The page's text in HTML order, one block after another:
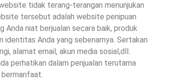
tidak terang-terangan menunjukan
tersebut adalah website penipuan
Anda niat berjualan secara baik, produk
identitas Anda yang sebenarnya. Sertakan
alamat email, akun media sosial,dll.
perhatikan dalam penjualan terutama